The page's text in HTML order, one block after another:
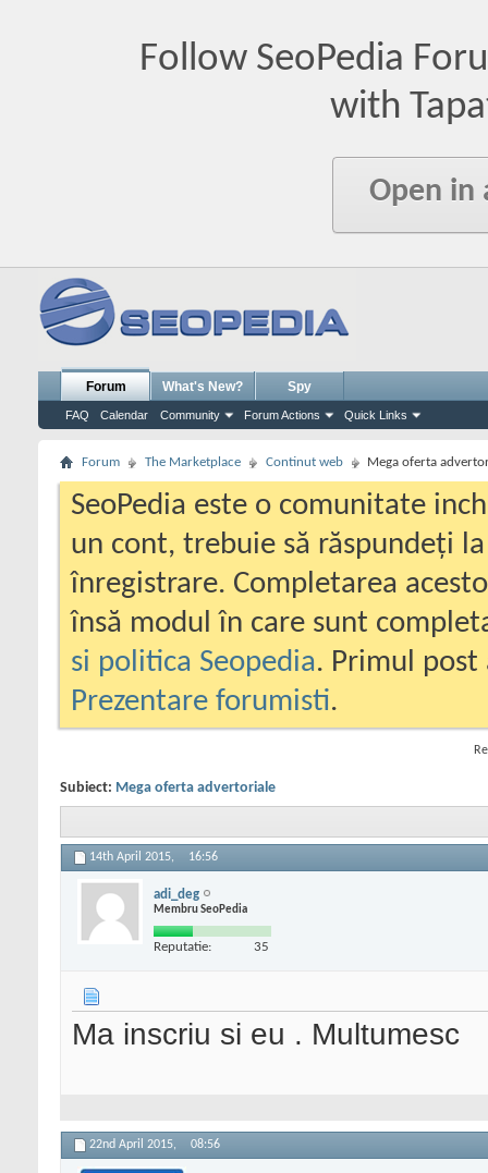
Follow SeoPedia
with
Open in
Forum
FAQ Calendar Community Forum Actions Quick Links
What's New? Spy
Forum The Marketplace Continut web Mega oferta
SeoPedia este o comunitate
un cont, trebuie să răspundeți
înregistrare. Completarea
însă modul în care sunt
si politica Seopedia. Primul
Prezentare forumisti.
Subiect: Mega oferta advertoriale
14th April 2015, 16:56
adi_deg
Membru SeoPedia
Reputatie: 35
Ma inscriu si eu . Multumesc
22nd April 2015, 08:56